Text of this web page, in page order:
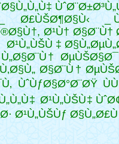
_
Ø¹Ù† Ø§Ø¨Ù†
Ù„Ø§Ø¨Ù†
Ø§Ø¨Ù†
ÙˆÙƒØ§Ø°Ø¨ØŸ
Ø¹Ù„ÙŠÙ‡
Ø¹Ù„ÙŠÙƒ